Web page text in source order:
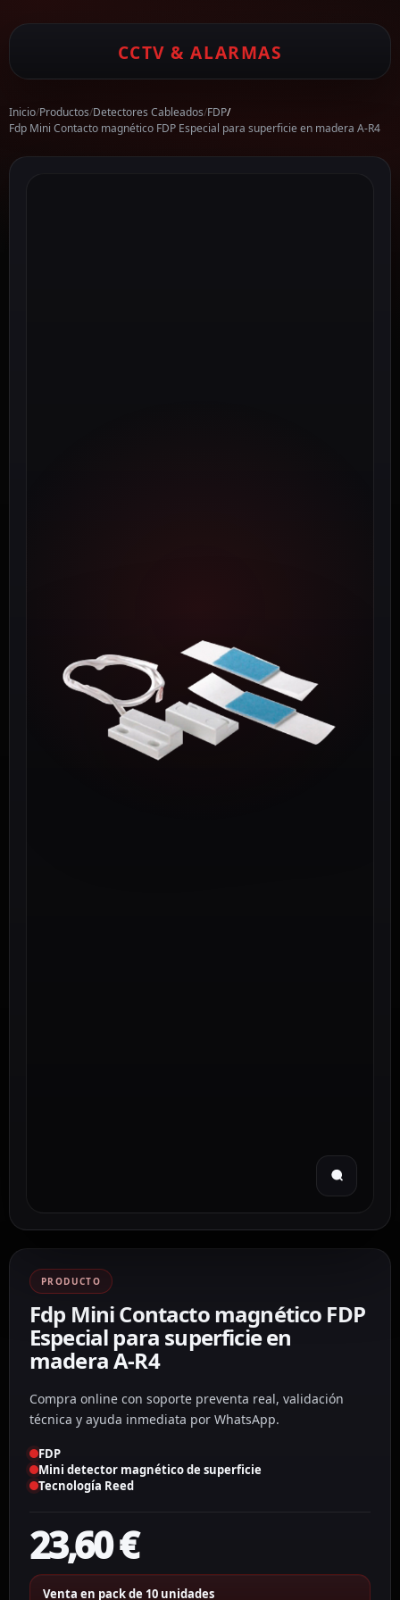
CCTV & ALARMAS
Inicio/Productos/Detectores Cableados/FDP/
Fdp Mini Contacto magnético FDP Especial para superficie en madera A-R4
PRODUCTO
Fdp Mini Contacto magnético FDP
Especial para superficie en
madera A-R4
Compra online con soporte preventa real, validación
técnica y ayuda inmediata por WhatsApp.
FDP
Mini detector magnético de superficie
Tecnología Reed
23,60€
Venta en pack de 10 unidades